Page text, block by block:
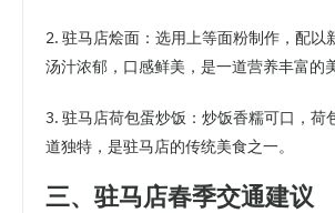
2. 驻马店烩面：选用上等面粉制作，配以
汤汁浓郁，口感鲜美，是一道营养丰富的
3. 驻马店荷包蛋炒饭：炒饭香糯可口，荷
道独特，是驻马店的传统美食之一。
三、驻马店春季交通建议